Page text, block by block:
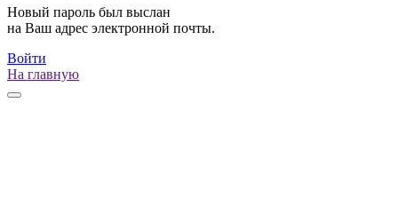
Новый пароль был выслан
на Ваш адрес электронной почты.
Войти
На главную